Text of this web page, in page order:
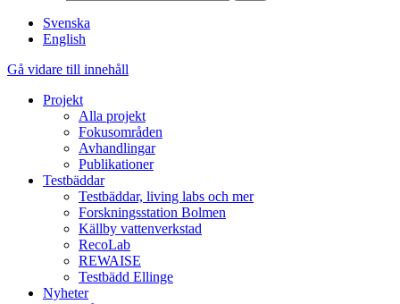
Svenska
English
Gå vidare till innehåll
Projekt
Alla projekt
Fokusområden
Avhandlingar
Publikationer
Testbäddar
Testbäddar, living labs och mer
Forskningsstation Bolmen
Källby vattenverkstad
RecoLab
REWAISE
Testbädd Ellinge
Nyheter